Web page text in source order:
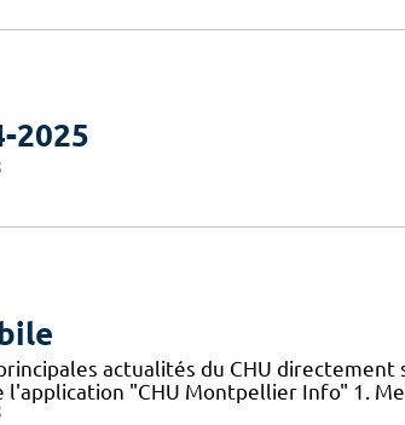
2025
actualités du CHU
l'application "CHU Montpellier Info" 1.